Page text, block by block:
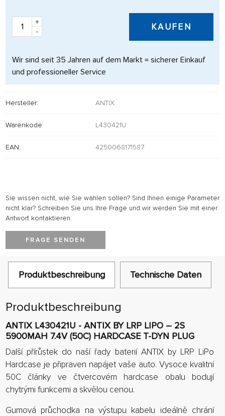
+
-
KAUFEN
Wir sind seit 35 Jahren auf dem Markt = sicherer Einkauf
und professioneller Service
Hersteller: ANTIX
Warenkode: L430421U
EAN: 4250068171587
Sie wissen nicht, wie Sie wählen sollen? Sind Ihnen einige Parameter
nicht klar? Schreiben Sie uns Ihre Frage und wir werden Sie mit einer
Antwort kontaktieren.
FRAGE SENDEN
Produktbeschreibung Technische Daten
Produktbeschreibung
ANTIX L430421U - ANTIX BY LRP LIPO – 2S
5900MAH 7.4V (50C) HARDCASE T-DYN PLUG
Další přírůstek do naší řady baterií ANTIX by LRP LiPo
Hardcase je připraven napájet vaše auto. Vysoce kvalitní
50C články ve čtvercovém hardcase obalu bodují
chytrými funkcemi a skvělou cenou.
Gumová průchodka na výstupu kabelu ideálně chrání